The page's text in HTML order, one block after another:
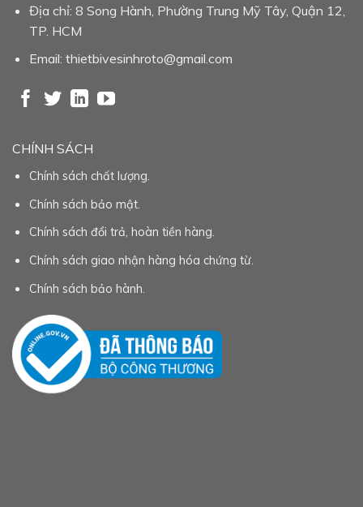
Địa chỉ: 8 Song Hành, Phường Trung Mỹ Tây, Quận 12,
TP. HCM
Email: thietbivesinhroto@gmail.com
CHÍNH SÁCH
Chính sách chất lượng.
Chính sách bảo mật.
Chính sách đổi trả, hoàn tiền hàng.
Chính sách giao nhận hàng hóa chứng từ.
Chính sách bảo hành.